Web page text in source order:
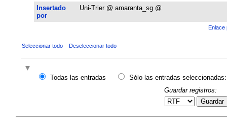
Insertado
por
Uni-Trier @ amaranta_sg @
Enlace
Seleccionar todo Deseleccionar todo
Todas las entradas
Sólo las entradas seleccionadas:
Guardar registros:
Guardar